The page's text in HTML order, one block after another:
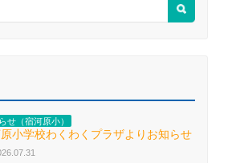
せ（宿河原小）
小学校わくわくプラザよりお知らせ